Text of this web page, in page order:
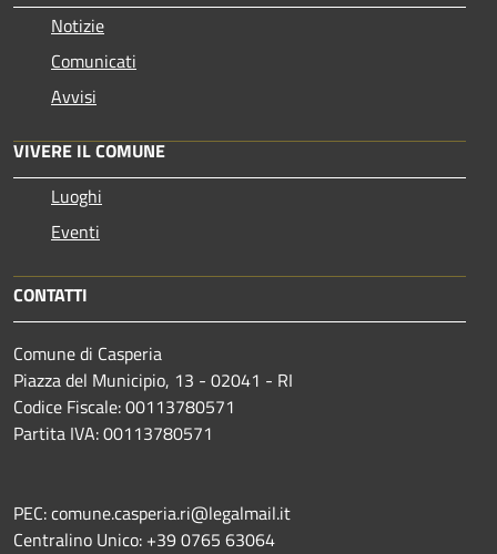
Notizie
Comunicati
Avvisi
VIVERE IL COMUNE
Luoghi
Eventi
CONTATTI
Comune di Casperia
Piazza del Municipio, 13 - 02041 - RI
Codice Fiscale: 00113780571
Partita IVA: 00113780571
PEC: comune.casperia.ri@legalmail.it
Centralino Unico: +39 0765 63064